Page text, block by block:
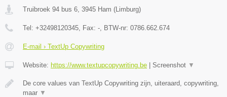
Truibroek 94 bus 6, 3945 Ham (Limburg)
Tel: +32498120345, Fax: -, BTW-nr: 0786.662.674
E-mail › TextUp Copywriting
Website: https://www.textupcopywriting.be Screenshot ▼
De core values van TextUp Copywriting zijn, uiteraard, copywriting,
maar ▼